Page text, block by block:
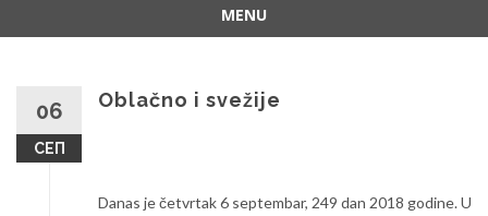
MENU
06
СЕП
Oblačno i svežije
Danas je četvrtak 6 septembar, 249 dan 2018 godine. U